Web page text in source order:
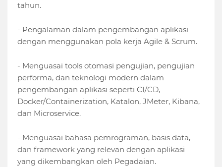
tahun.
- Pengalaman dalam pengembangan aplikasi
dengan menggunakan pola kerja Agile & Scrum.
- Menguasai tools otomasi pengujian, pengujian
performa, dan teknologi modern dalam
pengembangan aplikasi seperti CI/CD,
Docker/Containerization, Katalon, JMeter, Kibana,
dan Microservice.
- Menguasai bahasa pemrograman, basis data,
dan framework yang relevan dengan aplikasi
yang dikembangkan oleh Pegadaian.